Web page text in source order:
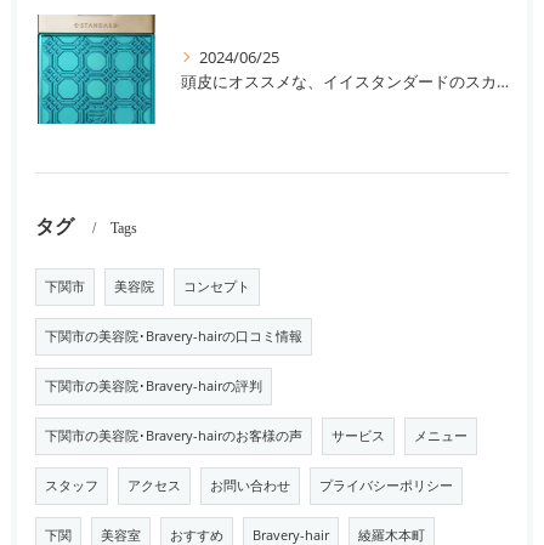
2024/06/25
頭皮にオススメな、イイスタンダードのスカルプ系シャンプー＆トリートメントです！
タグ Tags
下関市 美容院 コンセプト
下関市の美容院･Bravery-hairの口コミ情報
下関市の美容院･Bravery-hairの評判
下関市の美容院･Bravery-hairのお客様の声 サービス メニュー
スタッフ アクセス お問い合わせ プライバシーポリシー
下関 美容室 おすすめ Bravery-hair 綾羅木本町